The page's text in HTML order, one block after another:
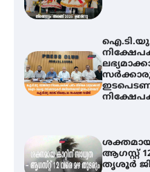
ഐ.ടി.യു.
ശക്തമായ
ആഗസ്റ്റ്
തൃശൂർ